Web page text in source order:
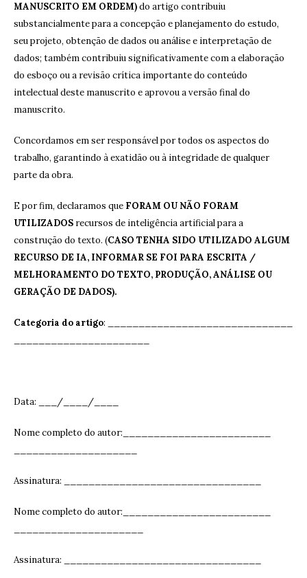
MANUSCRITO EM ORDEM)do artigo contribuiu
substancialmente para a concepção e planejamento do estudo,
seu projeto, obtenção de dados ou análise e interpretação de
dados; também contribuiu significativamente com a elaboração
do esboço ou a revisão crítica importante do conteúdo
intelectual deste manuscrito e aprovou a versão final do
manuscrito.
Concordamos em ser responsável por todos os aspectos do
trabalho, garantindo à exatidão ou à integridade de qualquer
parte da obra.
E por fim, declaramos que FORAM OU NÃO FORAM
UTILIZADOS recursos de inteligência artificial para a
construção do texto. (CASO TENHA SIDO UTILIZADO ALGUM
RECURSO DE IA, INFORMAR SE FOI PARA ESCRITA /
MELHORAMENTO DO TEXTO, PRODUÇÃO, ANÁLISE OU
GERAÇÃO DE DADOS).
Categoria do artigo: ______________________________
Data: ___/____/____
Nome completo do autor:________________________
Assinatura: ______________________________
Nome completo do autor:________________________
Assinatura: ______________________________